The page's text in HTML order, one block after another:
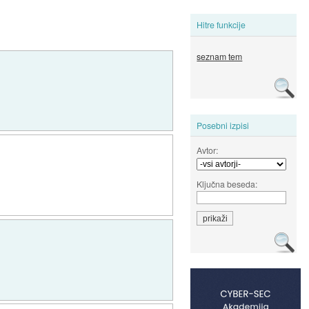
Hitre funkcije
seznam tem
Posebni izpisi
Avtor:
Ključna beseda: